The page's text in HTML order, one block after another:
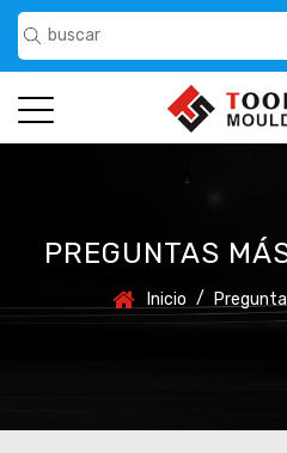
PREGUNTAS
Inicio /